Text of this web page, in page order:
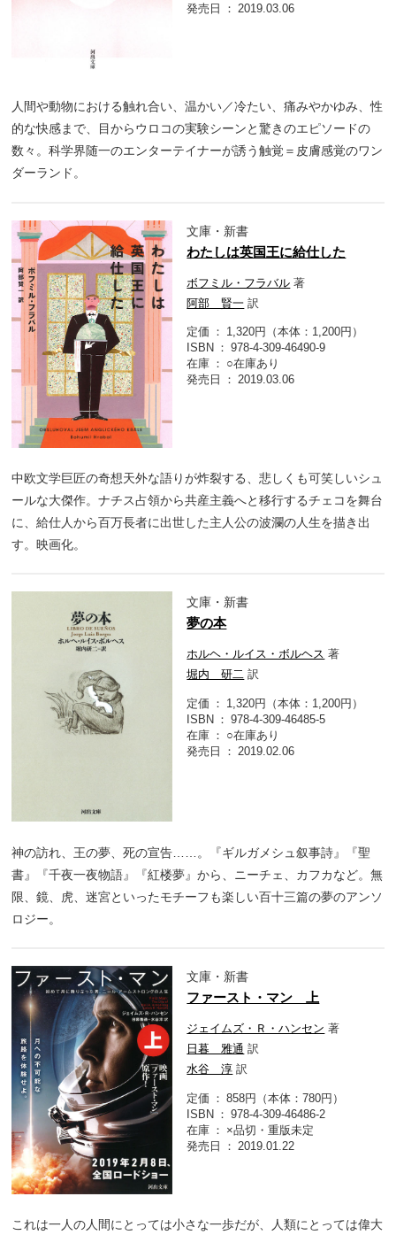
発売日
2019.03.06
人間や動物における触れ合い、温かい／冷たい、痛みやかゆみ、性
的な快感まで、目からウロコの実験シーンと驚きのエピソードの
数々。科学界随一のエンターテイナーが誘う触覚＝皮膚感覚のワン
ダーランド。
文庫・新書
わたしは英国王に給仕した
ボフミル・フラバル 著
阿部 賢一 訳
定価
1,320円（本体：1,200円）
ISBN
978-4-309-46490-9
在庫
○在庫あり
発売日
2019.03.06
中欧文学巨匠の奇想天外な語りが炸裂する、悲しくも可笑しいシュ
ールな大傑作。ナチス占領から共産主義へと移行するチェコを舞台
に、給仕人から百万長者に出世した主人公の波瀾の人生を描き出
す。映画化。
文庫・新書
夢の本
ホルヘ・ルイス・ボルヘス 著
堀内 研二 訳
定価
1,320円（本体：1,200円）
ISBN
978-4-309-46485-5
在庫
○在庫あり
発売日
2019.02.06
神の訪れ、王の夢、死の宣告……。『ギルガメシュ叙事詩』『聖
書』『千夜一夜物語』『紅楼夢』から、ニーチェ、カフカなど。無
限、鏡、虎、迷宮といったモチーフも楽しい百十三篇の夢のアンソ
ロジー。
文庫・新書
ファースト・マン 上
ジェイムズ・Ｒ・ハンセン 著
日暮 雅通 訳
水谷 淳 訳
定価
858円（本体：780円）
ISBN
978-4-309-46486-2
在庫
×品切・重版未定
発売日
2019.01.22
これは一人の人間にとっては小さな一歩だが、人類にとっては偉大